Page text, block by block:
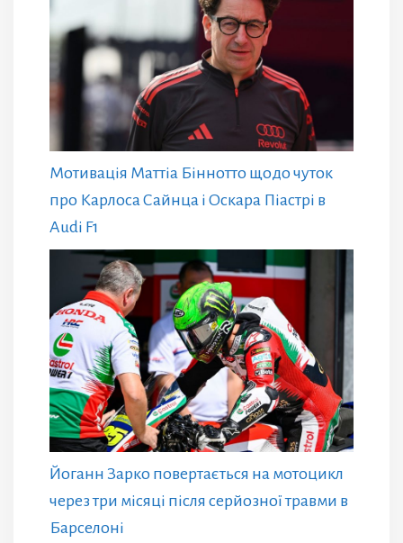
Мотивація Маттіа Біннотто щодо чуток
про Карлоса Сайнца і Оскара Піастрі в
Audi F1
Йоганн Зарко повертається на мотоцикл
через три місяці після серйозної травми в
Барселоні